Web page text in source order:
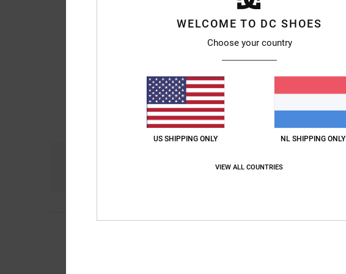
WELCOME TO DC SHOES
Choose your country
US SHIPPING ONLY NL SHIPPING ONLY
VIEW ALL COUNTRIES